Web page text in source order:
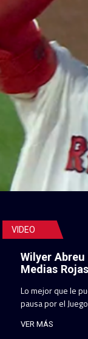
VIDEO
Wilyer
Medias Rojas
Lo mejor que le
pausa por el
VER MÁS